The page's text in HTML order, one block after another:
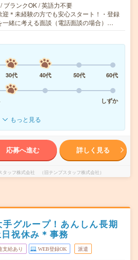
ブランクOK / 英語力不要
迎＊未経験の方でも安心スタート！・登録
一緒に考える面談（電話面談の場合）…
30代 40代 50代
60代
しずか
もっと見る
応募へ進む 詳しく見る
タッフ株式会社 （旧テンプスタッフ株式会社）
手グループ！あんしん長期
祝休み＊事務
支給あり WEB登録OK 派遣